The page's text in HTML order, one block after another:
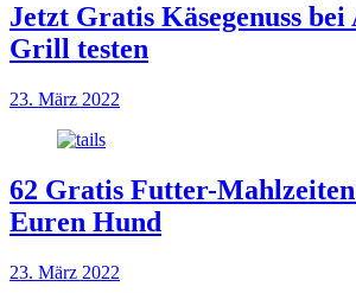
Jetzt Gratis Käsegenuss
Grill testen
23. März 2022
62 Gratis Futter-
Euren Hund
23. März 2022